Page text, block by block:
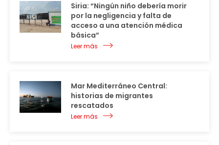
Siria: “Ningún niño debería morir
por la negligencia y falta de
acceso a una atención médica
básica”
Leer más
Mar Mediterráneo Central:
historias de migrantes
rescatados
Leer más